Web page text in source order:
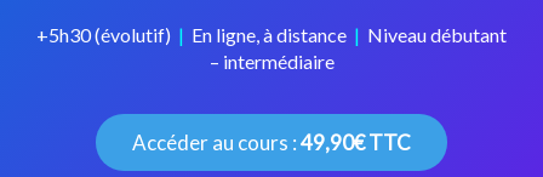
+5h30 (évolutif) | En ligne, à distance | Niveau débutant
– intermédiaire
Accéder au cours :49,90€ TTC